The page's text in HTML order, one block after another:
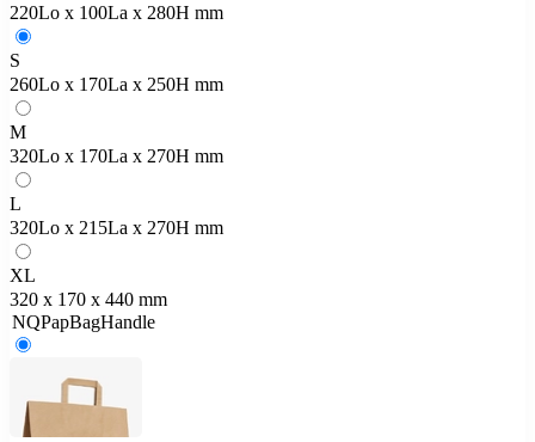
220Lo x 100La x 280H mm
S
260Lo x 170La x 250H mm
M
320Lo x 170La x 270H mm
L
320Lo x 215La x 270H mm
XL
320 x 170 x 440 mm
NQPapBagHandle